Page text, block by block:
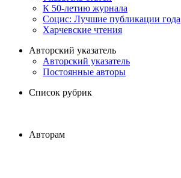
К 50-летию журнала
Социс: Лучшие публикации года
Харчевские чтения
Авторский указатель
Авторский указатель
Постоянные авторы
Список рубрик
Авторам